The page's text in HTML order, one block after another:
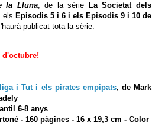
la Lluna, de la sèrie
La Societat dels
els Episodis 5 i 6 i els Episodis 9 i 10 de
publicat tota la sèrie.
d'octubre!
i Tut i els pirates empipats, de Mark
6-8 anys
- 160 pàgines - 16 x 19,3 cm - Color